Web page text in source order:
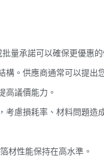
量承諾可以確保更優惠的
。供應商通常可以提出
高議價能力。
慮損耗率、材料問題造
材性能保持在高水準。